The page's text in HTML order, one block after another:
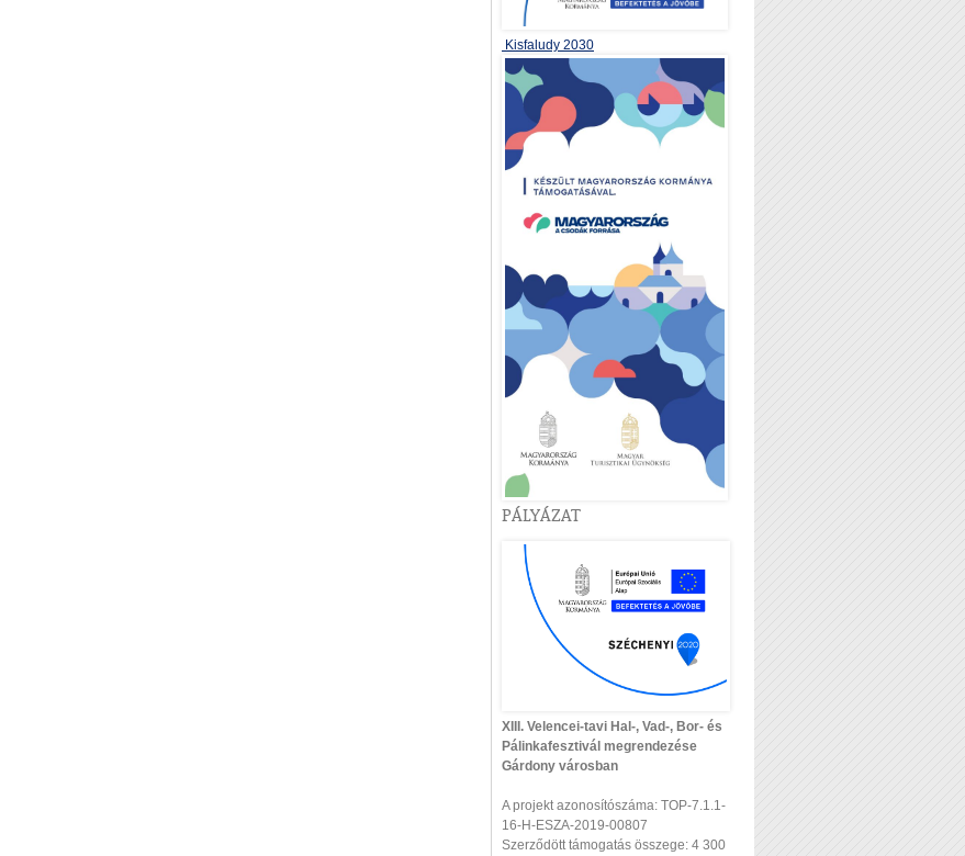
Kisfaludy 2030
PÁLYÁZAT
XIII. Velencei-tavi Hal-, Vad-, Bor- és
Pálinkafesztivál megrendezése
Gárdony városban
A projekt azonosítószáma: TOP-7.1.1-
16-H-ESZA-2019-00807
Szerződött támogatás összege: 4 300